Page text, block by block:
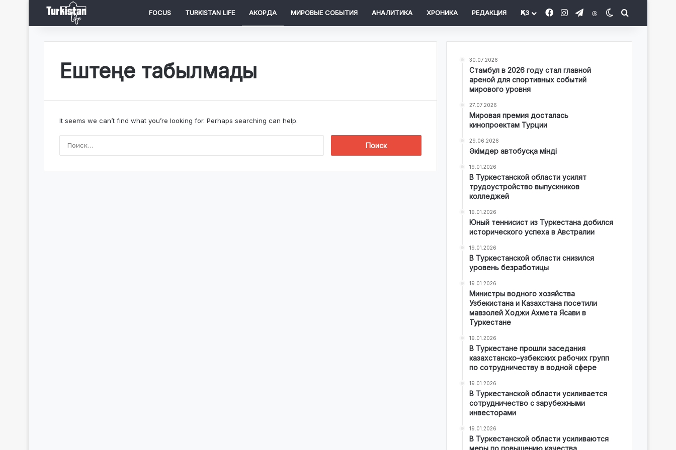
FOCUS TURKISTAN LIFE АКОРДА МИРОВЫЕ СОБЫТИЯ АНАЛИТИКА ХРОНИКА РЕДАКЦИЯ ҚАЗ FacebookInstagram
TelegramThreadsSwitch skin
Ештеңе табылмады
It seems we can’t find what you’re looking for. Perhaps searching can help.
т
30.07.2026
Стамбул в 2026 году стал главной
ареной для спортивных событий
мирового уровня
27.07.2026
Мировая премия досталась
кинопроектам Турции
29.06.2026
Әкімдер автобусқа мінді
19.01.2026
В Туркестанской области усилят
трудоустройство выпускников
колледжей
19.01.2026
Юный теннисист из Туркестана добился
исторического успеха в Австралии
19.01.2026
В Туркестанской области снизился
уровень безработицы
19.01.2026
Министры водного хозяйства
Узбекистана и Казахстана посетили
мавзолей Ходжи Ахмета Ясави в
Туркестане
19.01.2026
В Туркестане прошли заседания
казахстанско–узбекских рабочих групп
по сотрудничеству в водной сфере
19.01.2026
В Туркестанской области усиливается
сотрудничество с зарубежными
инвесторами
19.01.2026
В Туркестанской области усиливаются
меры по повышению качества